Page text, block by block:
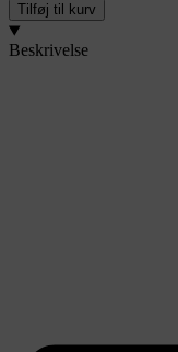
Tilføj til kurv
Beskrivelse